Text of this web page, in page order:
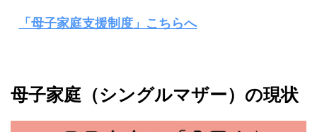
「母子家庭支援制度」こちらへ
母子家庭（シングルマザー）の現状